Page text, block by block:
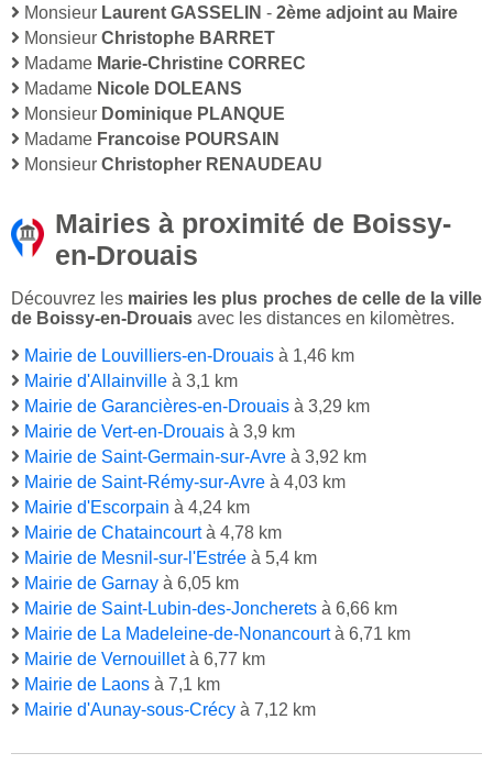
Monsieur Laurent GASSELIN - 2ème adjoint au Maire
Monsieur Christophe BARRET
Madame Marie-Christine CORREC
Madame Nicole DOLEANS
Monsieur Dominique PLANQUE
Madame Francoise POURSAIN
Monsieur Christopher RENAUDEAU
Mairies à proximité de Boissy-
en-Drouais
Découvrez les mairies les plus proches de celle de la ville
de Boissy-en-Drouais avec les distances en kilomètres.
Mairie de Louvilliers-en-Drouais à 1,46 km
Mairie d'Allainville à 3,1 km
Mairie de Garancières-en-Drouais à 3,29 km
Mairie de Vert-en-Drouais à 3,9 km
Mairie de Saint-Germain-sur-Avre à 3,92 km
Mairie de Saint-Rémy-sur-Avre à 4,03 km
Mairie d'Escorpain à 4,24 km
Mairie de Chataincourtà 4,78 km
Mairie de Mesnil-sur-l'Estrée à 5,4 km
Mairie de Garnay à 6,05 km
Mairie de Saint-Lubin-des-Joncherets à 6,66 km
Mairie de La Madeleine-de-Nonancourtà 6,71 km
Mairie de Vernouilletà 6,77 km
Mairie de Laons à 7,1 km
Mairie d'Aunay-sous-Crécy à 7,12 km